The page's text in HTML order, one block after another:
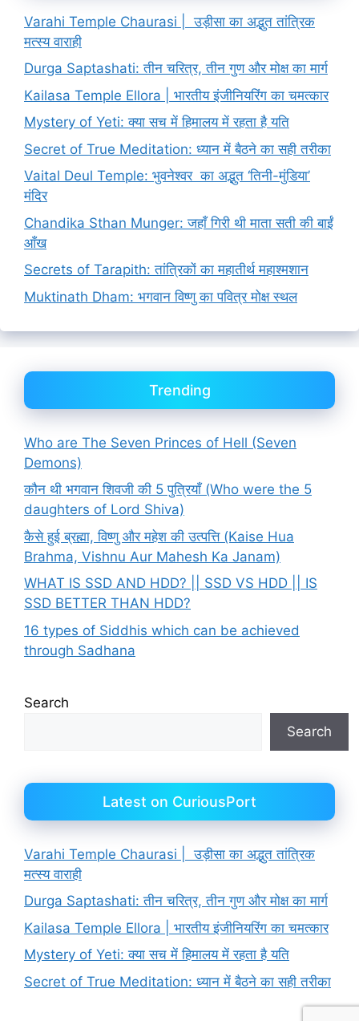
Varahi Temple Chaurasi | उड़ीसा का अद्भुत तांत्रिक
मत्स्य वाराही
Durga Saptashati: तीन चरित्र, तीन गुण और मोक्ष का मार्ग
Kailasa Temple Ellora | भारतीय इंजीनियरिंग का चमत्कार
Mystery of Yeti: क्या सच में हिमालय में रहता है यति
Secret of True Meditation: ध्यान में बैठने का सही तरीका
Vaital Deul Temple: भुवनेश्वर का अद्भुत ‘तिनी-मुंडिया’
मंदिर
Chandika Sthan Munger: जहाँ गिरी थी माता सती की बाईं
आँख
Secrets of Tarapith: तांत्रिकों का महातीर्थ महाश्मशान
Muktinath Dham: भगवान विष्णु का पवित्र मोक्ष स्थल
Trending
Who are The Seven Princes of Hell (Seven
Demons)
कौन थी भगवान शिवजी की 5 पुत्रियाँ (Who were the 5
daughters of Lord Shiva)
कैसे हुई ब्रह्मा, विष्णु और महेश की उत्पत्ति (Kaise Hua
Brahma, Vishnu Aur Mahesh Ka Janam)
WHAT IS SSD AND HDD? || SSD VS HDD || IS
SSD BETTER THAN HDD?
16 types of Siddhis which can be achieved
through Sadhana
Search
Search
Latest on CuriousPort
Varahi Temple Chaurasi | उड़ीसा का अद्भुत तांत्रिक
मत्स्य वाराही
Durga Saptashati: तीन चरित्र, तीन गुण और मोक्ष का मार्ग
Kailasa Temple Ellora | भारतीय इंजीनियरिंग का चमत्कार
Mystery of Yeti: क्या सच में हिमालय में रहता है यति
Secret of True Meditation: ध्यान में बैठने का सही तरीका